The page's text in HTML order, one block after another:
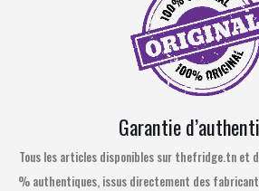
Garantie
Tous les articles disponibles sur thefridge.tn et
% authentiques, issus directement des